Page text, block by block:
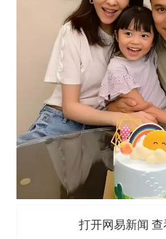
打开网易新闻